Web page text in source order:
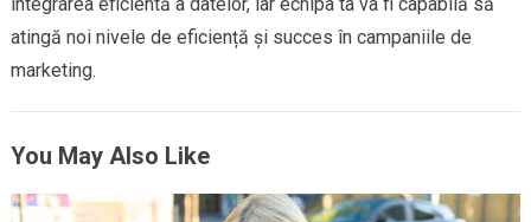
atingă noi nivele de eficiență și succes în campaniile de
marketing.
You May Also Like